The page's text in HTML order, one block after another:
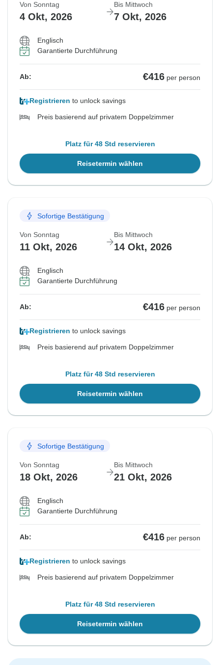
Von Sonntag
4 Okt, 2026
Bis Mittwoch
7 Okt, 2026
Englisch
Garantierte Durchführung
Ab: €416 per person
Registrieren to unlock savings
Preis basierend auf privatem Doppelzimmer
Platz für 48 Std reservieren
Reisetermin wählen
Sofortige Bestätigung
Von Sonntag
11 Okt, 2026
Bis Mittwoch
14 Okt, 2026
Englisch
Garantierte Durchführung
Ab: €416 per person
Registrieren to unlock savings
Preis basierend auf privatem Doppelzimmer
Platz für 48 Std reservieren
Reisetermin wählen
Sofortige Bestätigung
Von Sonntag
18 Okt, 2026
Bis Mittwoch
21 Okt, 2026
Englisch
Garantierte Durchführung
Ab: €416 per person
Registrieren to unlock savings
Preis basierend auf privatem Doppelzimmer
Platz für 48 Std reservieren
Reisetermin wählen